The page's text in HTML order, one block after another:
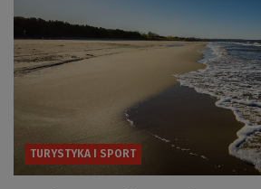
TURYSTYKA I SPORT